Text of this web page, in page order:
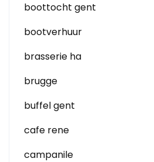
boottocht gent
bootverhuur
brasserie ha
brugge
buffel gent
cafe rene
campanile